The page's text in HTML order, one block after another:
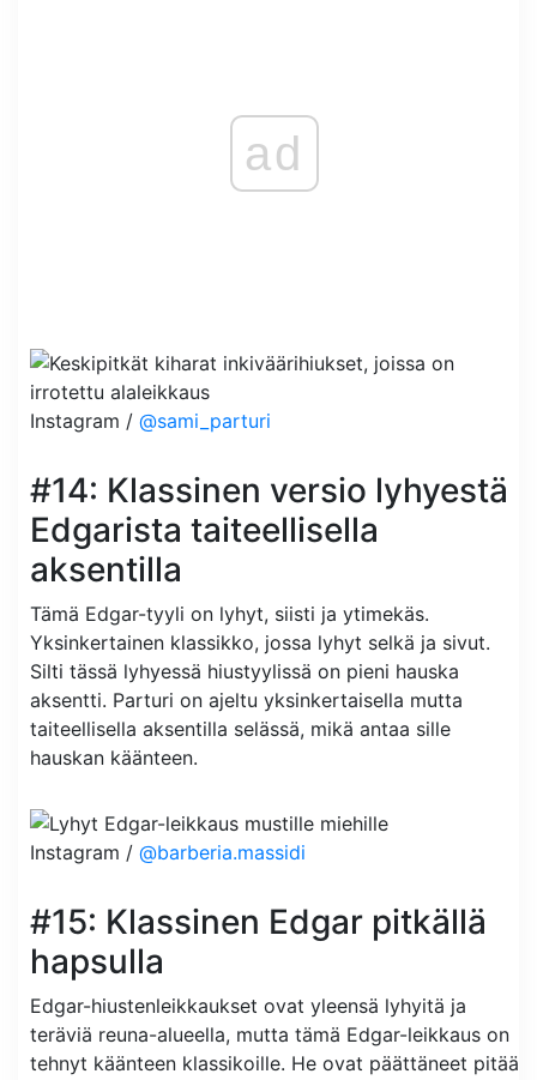
ad
Instagram / @sami_parturi
#14: Klassinen versio lyhyestä
Edgarista taiteellisella
aksentilla
Tämä Edgar-tyyli on lyhyt, siisti ja ytimekäs.
Yksinkertainen klassikko, jossa lyhyt selkä ja sivut.
Silti tässä lyhyessä hiustyylissä on pieni hauska
aksentti. Parturi on ajeltu yksinkertaisella mutta
taiteellisella aksentilla selässä, mikä antaa sille
hauskan käänteen.
Instagram / @barberia.massidi
#15: Klassinen Edgar pitkällä
hapsulla
Edgar-hiustenleikkaukset ovat yleensä lyhyitä ja
teräviä reuna-alueella, mutta tämä Edgar-leikkaus on
tehnyt käänteen klassikoille. He ovat päättäneet pitää